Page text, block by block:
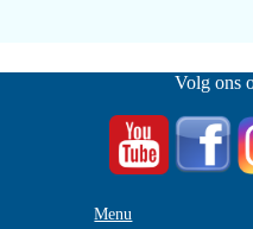
Volg ons
Menu